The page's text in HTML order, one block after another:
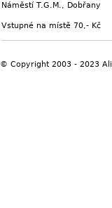
Náměstí T.G.M., Dobřany
Vstupné na místě 70,- Kč
© Copyright 2003 - 2023